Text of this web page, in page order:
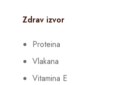
Zdrav izvor
Proteina
Vlakana
Vitamina E